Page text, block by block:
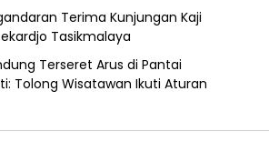
Terima Kunjungan Kaji
Tasikmalaya
Terseret Arus di Pantai
Tolong Wisatawan Ikuti Aturan